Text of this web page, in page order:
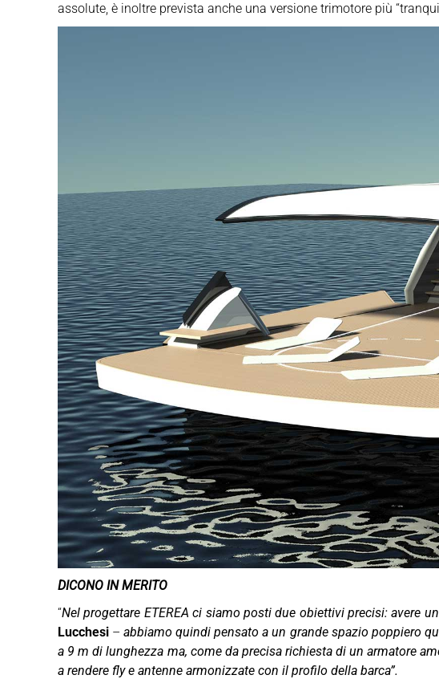
assolute, è inoltre prevista anche una versione trimotore più
DICONO IN MERITO
“Nel progettare ETEREA ci siamo posti due obiettivi precisi: avere
Lucchesi –abbiamo quindi pensato a un grande spazio poppiero
a 9 m di lunghezza ma, come da precisa richiesta di un armatore
a rendere fly e antenne armonizzate con il profilo della barca”.